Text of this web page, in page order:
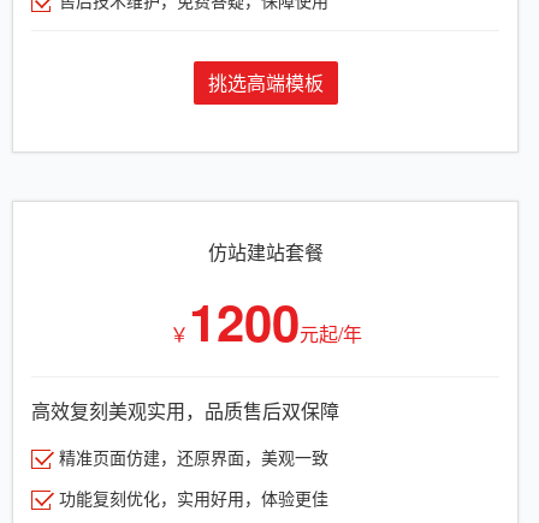
挑选高端模板
仿站建站套餐
￥ 1200元起/年
高效复刻美观实用，品质售后双保障
精准页面仿建，还原界面，美观一致
功能复刻优化，实用好用，体验更佳